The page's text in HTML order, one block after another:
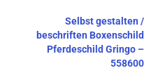
Selbst gestalten /
beschriften Boxenschild
Pferdeschild Gringo –
558600